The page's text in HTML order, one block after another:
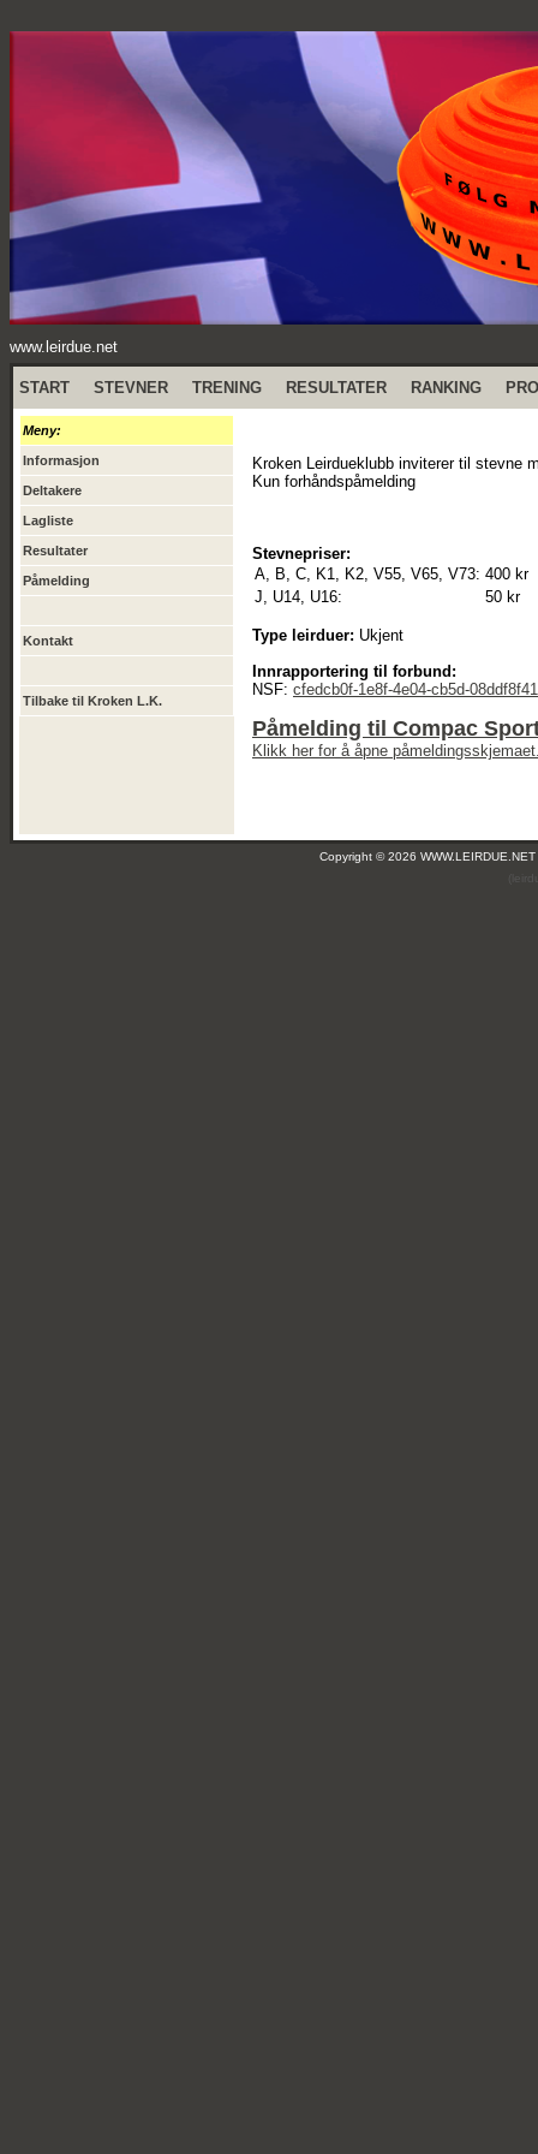
www.leirdue.net
START STEVNER TRENING RESULTATER RANKING
Meny:
Informasjon
Deltakere
Lagliste
Resultater
Påmelding
Kontakt
Tilbake til Kroken L.K.
Kroken Leirdueklubb inviterer til stevne
Kun forhåndspåmelding
Stevnepriser:
A, B, C, K1, K2, V55, V65, V73: 400 kr
J, U14, U16:
50 kr
Type leirduer: Ukjent
Innrapportering til forbund:
NSF: cfedcb0f-1e8f-4e04-cb5d-
Påmelding til Compac
Klikk her for å åpne
Copyright © 2026